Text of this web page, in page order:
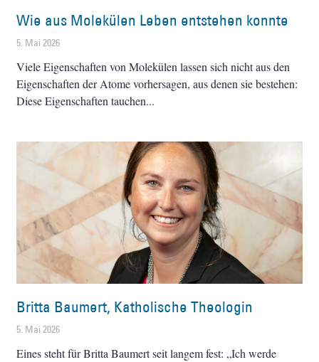
Wie aus Molekülen Leben entstehen konnte
5. Mai 2026
Viele Eigenschaften von Molekülen lassen sich nicht aus den
Eigenschaften der Atome vorhersagen, aus denen sie bestehen:
Diese Eigenschaften tauchen
Britta Baumert, Katholische Theologin
5. Mai 2026
Eines steht für Britta Baumert seit langem fest: „Ich werde